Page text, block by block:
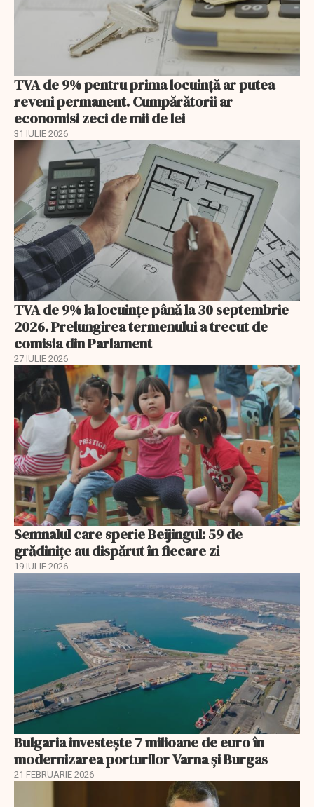
TVA de 9% pentru prima locuință ar putea
reveni permanent. Cumpărătorii ar
economisi zeci de mii de lei
31 IULIE 2026
TVA de 9% la locuințe până la 30 septembrie
2026. Prelungirea termenului a trecut de
comisia din Parlament
27 IULIE 2026
Semnalul care sperie Beijingul: 59 de
grădinițe au dispărut în fiecare zi
19 IULIE 2026
Bulgaria investește 7 milioane de euro în
modernizarea porturilor Varna și Burgas
21 FEBRUARIE 2026